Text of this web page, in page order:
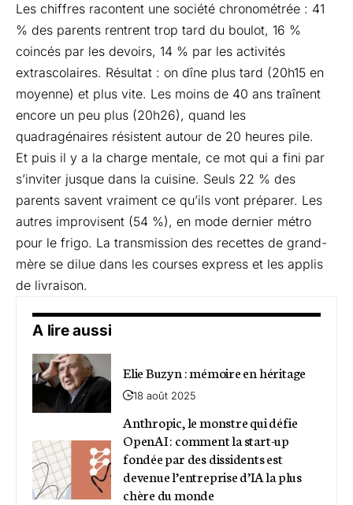
Les chiffres racontent une société chronométrée : 41
% des parents rentrent trop tard du boulot, 16 %
coincés par les devoirs, 14 % par les activités
extrascolaires. Résultat : on dîne plus tard (20h15 en
moyenne) et plus vite. Les moins de 40 ans traînent
encore un peu plus (20h26), quand les
quadragénaires résistent autour de 20 heures pile.
Et puis il y a la charge mentale, ce mot qui a fini par
s’inviter jusque dans la cuisine. Seuls 22 % des
parents savent vraiment ce qu’ils vont préparer. Les
autres improvisent (54 %), en mode dernier métro
pour le frigo. La transmission des recettes de grand-
mère se dilue dans les courses express et les applis
de livraison.
A lire aussi
Elie Buzyn : mémoire en héritage
18 août 2025
Anthropic, le monstre qui défie
OpenAI : comment la start-up
fondée par des dissidents est
devenue l’entreprise d’IA la plus
chère du monde